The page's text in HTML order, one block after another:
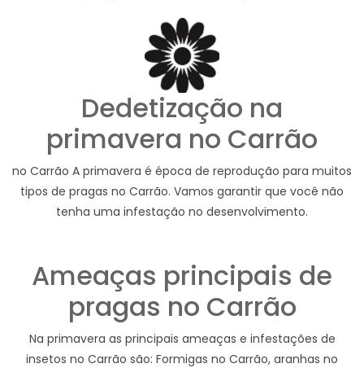
Dedetização na
primavera no Carrão
no Carrão A primavera é época de reprodução para muitos
tipos de pragas no Carrão. Vamos garantir que você não
tenha uma infestação no desenvolvimento.
Ameaças principais de
pragas no Carrão
Na primavera as principais ameaças e infestações de
insetos no Carrão são: Formigas no Carrão, aranhas no